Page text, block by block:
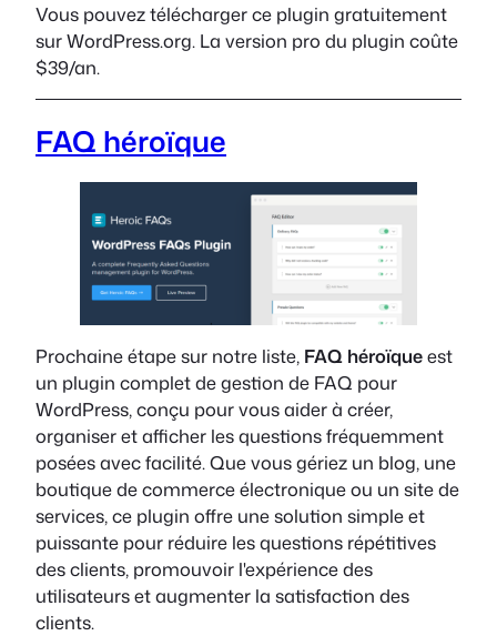
Vous pouvez télécharger ce plugin gratuitement
sur WordPress.org. La version pro du plugin coûte
$39/an.
FAQ héroïque
Prochaine étape sur notre liste, FAQ héroïqueest
un plugin complet de gestion de FAQ pour
WordPress, conçu pour vous aider à créer,
organiser et afficher les questions fréquemment
posées avec facilité. Que vous gériez un blog, une
boutique de commerce électronique ou un site de
services, ce plugin offre une solution simple et
puissante pour réduire les questions répétitives
des clients, promouvoir l'expérience des
utilisateurs et augmenter la satisfaction des
clients.